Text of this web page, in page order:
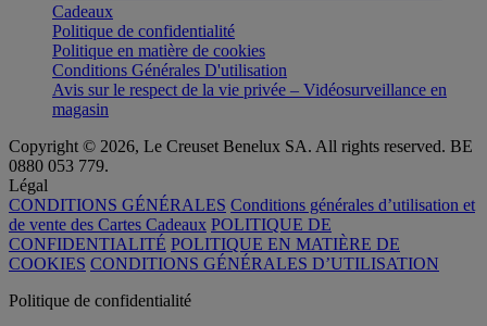
Cadeaux
Politique de confidentialité
Politique en matière de cookies
Conditions Générales D'utilisation
Avis sur le respect de la vie privée – Vidéosurveillance en
magasin
Copyright © 2026, Le Creuset Benelux SA. All rights reserved. BE
0880 053 779.
Légal
CONDITIONS GÉNÉRALES Conditions générales d’utilisation et
de vente des Cartes Cadeaux POLITIQUE DE
CONFIDENTIALITÉ POLITIQUE EN MATIÈRE DE
COOKIES CONDITIONS GÉNÉRALES D’UTILISATION
Politique de confidentialité